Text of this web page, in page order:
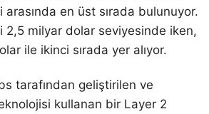
arasında en üst sırada bulunuyor.
2,5 milyar dolar seviyesinde iken,
ile ikinci sırada yer alıyor.
tarafından geliştirilen ve
kullanan bir Layer 2